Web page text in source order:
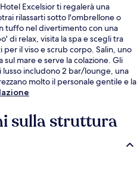
Excelsior ti regalerà una
rilassarti sotto l'ombrellone o
tuffo nel divertimento con una
di relax, visita la spa e scegli tra
il viso e scrub corpo. Salin, uno
mare e serve la colazione. Gli
includono 2 bar/lounge, una
molto il personale gentile e la
sulla struttura